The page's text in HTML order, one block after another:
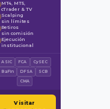
MT4, MT5,
cTrader & TV
Scalping
sin límites
Retiros
sin comisión
Ejecución
institucional
ASIC FCA
CySEC
BaFin
DFSA
SCB
CMA
Visitar